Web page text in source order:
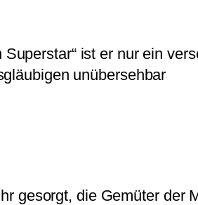
ist er nur ein
unübersehbar
gesorgt, die Gemüter der